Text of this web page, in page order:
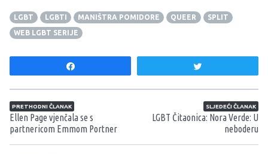
LGBT LGBTI MANIŠTRA POMIDORE QUEER
SPLIT
WEB LGBT SERIJE
Navigacija članaka
PRETHODNI ČLANAK
Ellen Page vjenčala se s
partnericom Emmom Portner
SLJEDEĆI ČLANAK
LGBT Čitaonica: Nora Verde: U
neboderu